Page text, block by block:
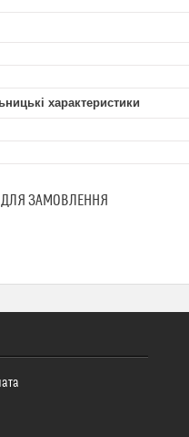
характеристики
ЗАМОВЛЕННЯ